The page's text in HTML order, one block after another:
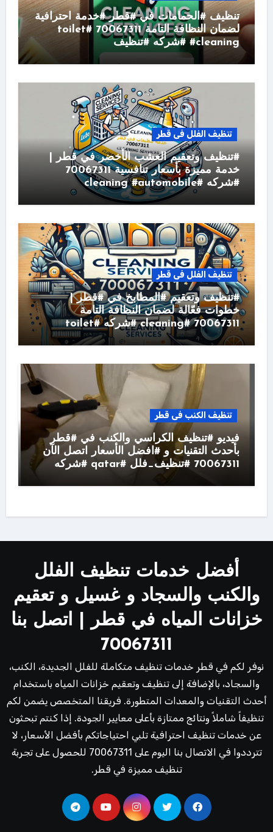
تنظيف #الحمامات في #قطر #خدمة احترافية
لضمان النظافة التامة 70067311 #toilet
#cleaning #شركه #تنظيف
تنظيف الفلل فى قطر
#تنظيف وتعقيم العشب الأخضر في قطر |
خدمة مميزة بأسعار تنافسية 70067311
#شركه #cleaning #automobile
تنظيف الفلل فى قطر
#تنظيف وتعقيم #المطابخ في #قطر |
خطوات فعّالة لضمان النظافة التامة
70067311 #cleaning #شركه #toilet
تنظيف الكنب فى قطر
فيديو #تنظيف الكراسي والكنب في #قطر
بأحدث التقنيات و #افضل الأسعار اتصل الآن
70067311 #تنظيف_فلل #qatar #شركه
أفضل خدمات تنظيف الفلل
والكنب والسجاد و غسيل و تعقيم
خزانات المياه في قطر | اتصل بنا
70067311
نوفر لكم في قطر خدمات تنظيف متكاملة للفلل الجديدة، الكنب،
والسجاد، بالإضافة إلى تنظيف وتعقيم خزانات المياه باستخدام
أحدث التقنيات والمعدات المتطورة. فريقنا المتخصص يضمن لكم
تنظيفاً شاملاً ونتائج ممتازة بأعلى معايير الجودة. إذا كنتم تبحثون
عن خدمات تنظيف احترافية تلبي احتياجاتكم بأفضل الأسعار، لا
تترددوا في الاتصال بنا اليوم على 70067311 للحصول على تجربة
تنظيف مميزة في قطر.